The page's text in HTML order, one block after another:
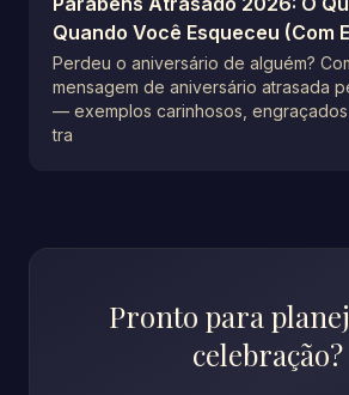
Quando Você Esqueceu (Com
Perdeu o aniversário de alguém?
mensagem de aniversário atrasada
— exemplos carinhosos,
tra
Pronto para
celebração?